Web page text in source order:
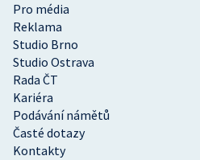
Pro média
Reklama
Studio Brno
Studio Ostrava
Rada ČT
Kariéra
Podávání námětů
Časté dotazy
Kontakty